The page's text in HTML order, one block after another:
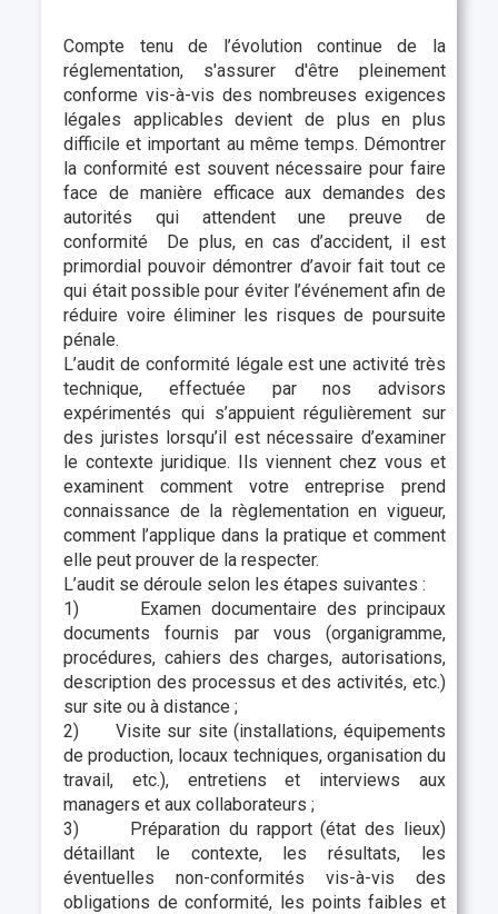
Compte tenu de l’évolution continue de la
réglementation, s'assurer d'être pleinement
conforme vis-à-vis des nombreuses exigences
légales applicables devient de plus en plus
difficile et important au même temps. Démontrer
la conformité est souvent nécessaire pour faire
face de manière efficace aux demandes des
autorités qui attendent une preuve de
conformité De plus, en cas d’accident, il est
primordial pouvoir démontrer d’avoir fait tout ce
qui était possible pour éviter l’événement afin de
réduire voire éliminer les risques de poursuite
pénale.
L’audit de conformité légale est une activité très
technique, effectuée par nos advisors
expérimentés qui s’appuient régulièrement sur
des juristes lorsqu’il est nécessaire d’examiner
le contexte juridique. Ils viennent chez vous et
examinent comment votre entreprise prend
connaissance de la règlementation en vigueur,
comment l’applique dans la pratique et comment
elle peut prouver de la respecter.
L’audit se déroule selon les étapes suivantes :
1) Examen documentaire des principaux
documents fournis par vous (organigramme,
procédures, cahiers des charges, autorisations,
description des processus et des activités, etc.)
sur site ou à distance ;
2) Visite sur site (installations, équipements
de production, locaux techniques, organisation du
travail, etc.), entretiens et interviews aux
managers et aux collaborateurs ;
3) Préparation du rapport (état des lieux)
détaillant le contexte, les résultats, les
éventuelles non-conformités vis-à-vis des
obligations de conformité, les points faibles et